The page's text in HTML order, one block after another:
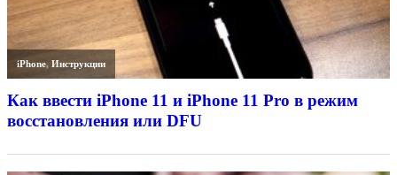
iPhone,Инструкции
Как ввести iPhone 11 и iPhone 11 Pro в режим
восстановления или DFU